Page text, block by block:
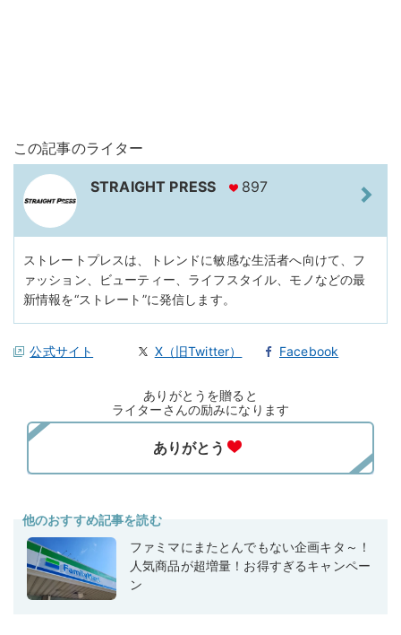
この記事のライター
STRAIGHT PRESS 897
ストレートプレスは、トレンドに敏感な生活者へ向けて、フ
ァッション、ビューティー、ライフスタイル、モノなどの最
新情報を“ストレート”に発信します。
公式サイト X（旧Twitter） Facebook
ありがとうを贈ると
ライターさんの励みになります
他のおすすめ記事を読む
ファミマにまたとんでもない企画キタ～！
人気商品が超増量！お得すぎるキャンペー
ン